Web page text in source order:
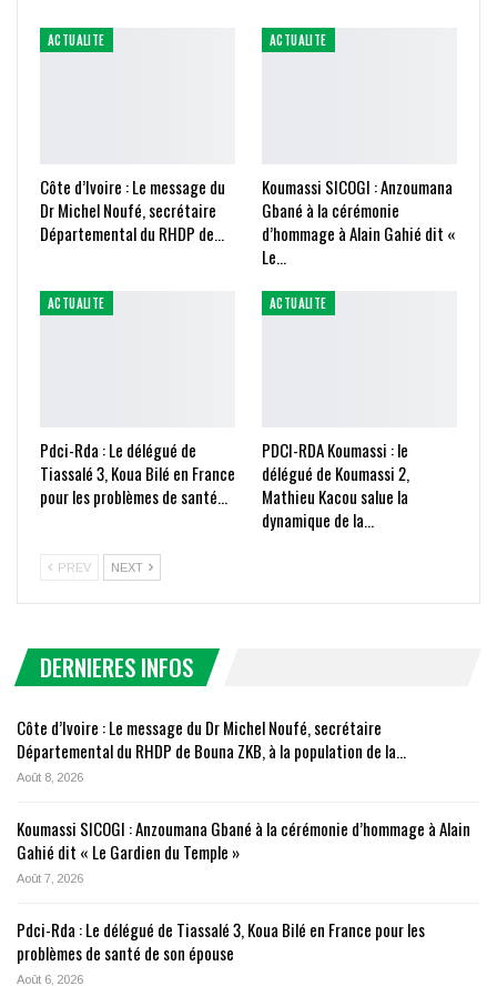
ACTUALITE
Côte d’Ivoire : Le message du
Dr Michel Noufé, secrétaire
Départemental du RHDP de…
ACTUALITE
Koumassi SICOGI : Anzoumana
Gbané à la cérémonie
d’hommage à Alain Gahié dit «
Le…
ACTUALITE
Pdci-Rda : Le délégué de
Tiassalé 3, Koua Bilé en France
pour les problèmes de santé…
ACTUALITE
PDCI-RDA Koumassi : le
délégué de Koumassi 2,
Mathieu Kacou salue la
dynamique de la…
PREV NEXT
DERNIERES INFOS
Côte d’Ivoire : Le message du Dr Michel Noufé, secrétaire
Départemental du RHDP de Bouna ZKB, à la population de la…
Août 8, 2026
Koumassi SICOGI : Anzoumana Gbané à la cérémonie d’hommage à Alain
Gahié dit « Le Gardien du Temple »
Août 7, 2026
Pdci-Rda : Le délégué de Tiassalé 3, Koua Bilé en France pour les
problèmes de santé de son épouse
Août 6, 2026